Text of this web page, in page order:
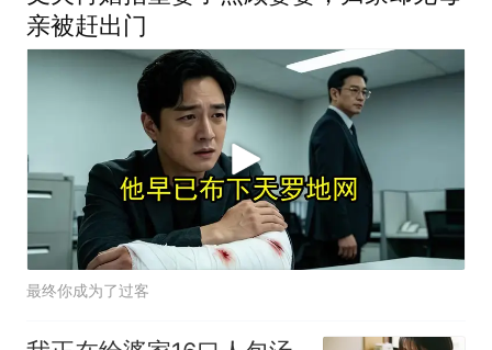
亲被赶出门
最终你成为了过客